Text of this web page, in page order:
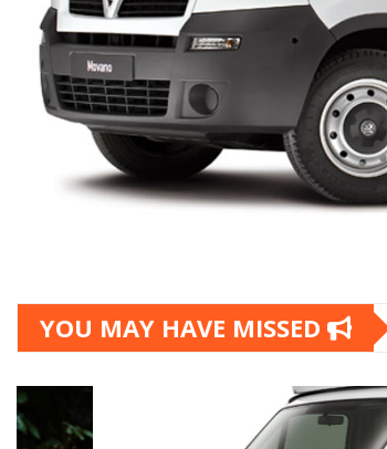
YOU MAY HAVE MISSED